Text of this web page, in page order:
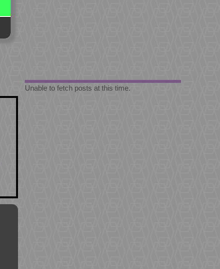
Unable to fetch posts at this time.